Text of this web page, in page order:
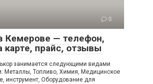
0
Кемерове — телефон,
карте, прайс, отзывы
занимается следующими видами
Металлы, Топливо, Химия, Медицинское
инструмент, Оборудование для